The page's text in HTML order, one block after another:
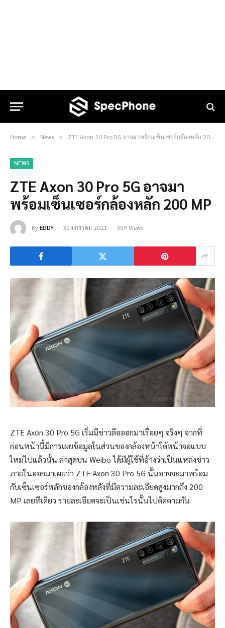
Home » News » ZTE Axon 30 Pro 5G อาจมาพร้อมเซ็นเซอร์กล้องหลัก 200 MP
NEWS
ZTE Axon 30 Pro 5G อาจมา
พร้อมเซ็นเซอร์กล้องหลัก 200 MP
ByEDDY 31 มกราคม 2021 359 Views
ZTE Axon 30 Pro 5G เริ่มมีข่าวลือออกมาเรื่อยๆ จริงๆ จากที่
ก่อนหน้านี้มีการเผยข้อมูลในส่วนของกล้องหน้าใต้หน้าจอแบบ
ใหม่ไปแล้วนั้น ล่าสุดบน Weibo ได้มีผู้ใช้ที่อ้างว่าเป็นแหล่งข่าว
ภายในออกมาเผยว่า ZTE Axon 30 Pro 5G นั้นอาจจะมาพร้อม
กับเซ็นเซอร์หลักของกล้องหลังที่มีความละเอียดสูงมากถึง 200
MP เลยทีเดียว รายละเอียดจะเป็นเช่นไรนั้นไปติดตามกัน